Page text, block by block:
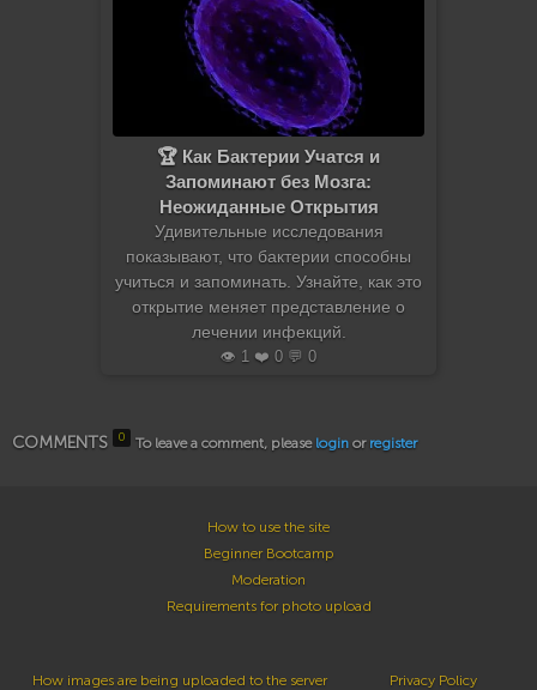
🏆 Как Бактерии Учатся и
Запоминают без Мозга:
Неожиданные Открытия
Удивительные исследования
показывают, что бактерии способны
учиться и запоминать. Узнайте, как это
открытие меняет представление о
лечении инфекций.
👁️ 1 ❤️ 0 💬 0
COMMENTS 0 To leave a comment, please login or register
How to use the site
Beginner Bootcamp
Moderation
Requirements for photo upload
How images are being uploaded to the server Privacy Policy